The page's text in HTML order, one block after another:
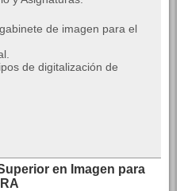
de imagen para el
de digitalización de
en Imagen para